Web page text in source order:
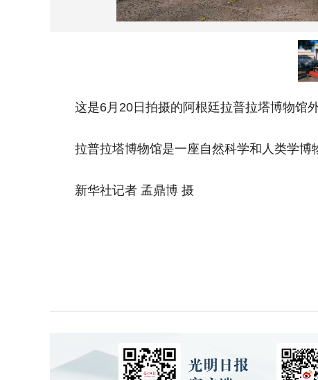
这是6月20日拍摄的阿根廷拉普拉塔博物馆外
拉普拉塔博物馆是一座自然科学和人类学博
新华社记者 孟鼎博 摄